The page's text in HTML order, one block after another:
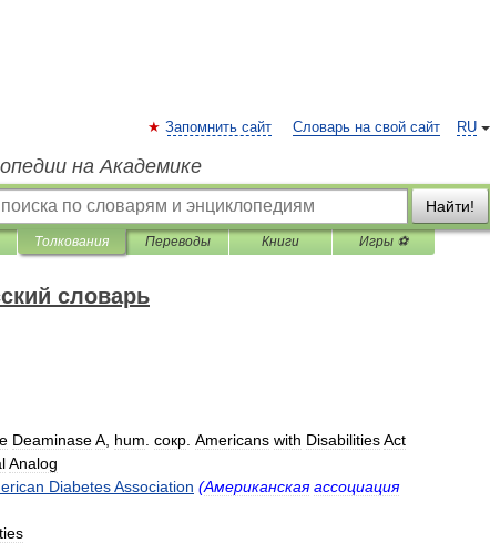
RU
Запомнить сайт Словарь на свой сайт
на Академике
Найти!
Толкования Переводы Книги Игры ⚽
словарь
DeaminaseA hum сокр Americans with DisabilitiesAct
Analog
DiabetesAssociation (Американская ассоциация